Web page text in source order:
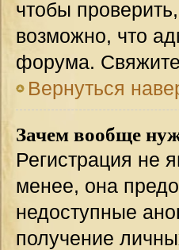
чтобы
возможно, что
форума.
Вернуться
Зачем вообще
Регистрация не
менее, она
недоступные
получение